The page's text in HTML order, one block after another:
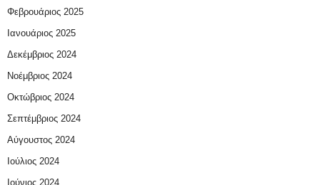
Φεβρουάριος 2025
Ιανουάριος 2025
Δεκέμβριος 2024
Νοέμβριος 2024
Οκτώβριος 2024
Σεπτέμβριος 2024
Αύγουστος 2024
Ιούλιος 2024
Ιούνιος 2024